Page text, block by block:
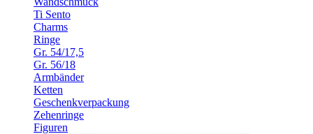
Ti Sento
Charms
Ringe
Gr. 54/17,5
Gr. 56/18
Armbänder
Ketten
Geschenkverpackung
Zehenringe
Figuren